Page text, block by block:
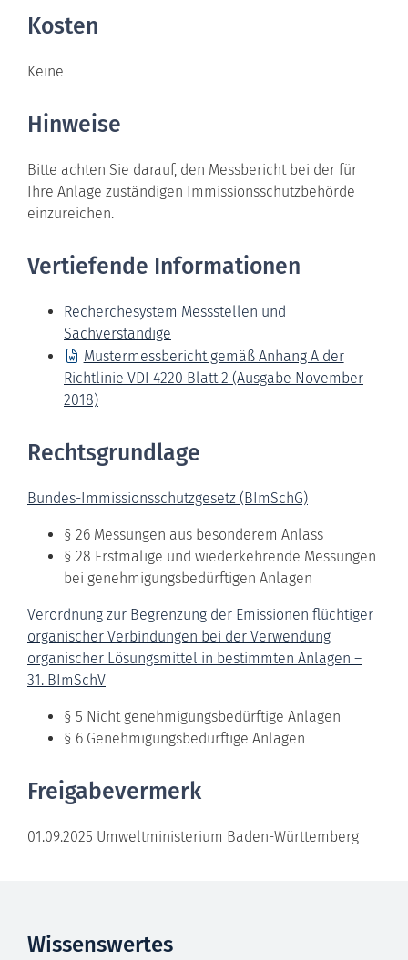
Kosten
Keine
Hinweise
Bitte achten Sie darauf, den Messbericht bei der für
Ihre Anlage zuständigen Immissionsschutzbehörde
einzureichen.
Vertiefende Informationen
Recherchesystem Messstellen und
Sachverständige
Mustermessbericht gemäß Anhang A der
Richtlinie VDI 4220 Blatt 2 (Ausgabe November
2018)
Rechtsgrundlage
Bundes-Immissionsschutzgesetz (BImSchG)
§ 26 Messungen aus besonderem Anlass
§ 28 Erstmalige und wiederkehrende Messungen
bei genehmigungsbedürftigen Anlagen
Verordnung zur Begrenzung der Emissionen flüchtiger
organischer Verbindungen bei der Verwendung
organischer Lösungsmittel in bestimmten Anlagen –
31. BImSchV
§ 5 Nicht genehmigungsbedürftige Anlagen
§ 6 Genehmigungsbedürftige Anlagen
Freigabevermerk
01.09.2025 Umweltministerium Baden-Württemberg
Wissenswertes